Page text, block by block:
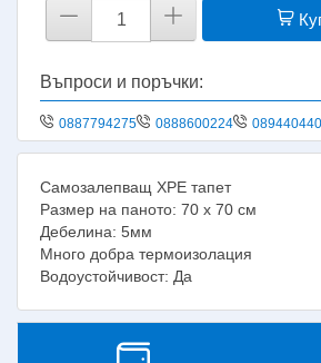
Въпроси и поръчки:
0887794275 0888600224
Самозалепващ XPE тапет
Размер на паното: 70 х 70 см
Дебелина: 5мм
Много добра термоизолация
Водоустойчивост: Да